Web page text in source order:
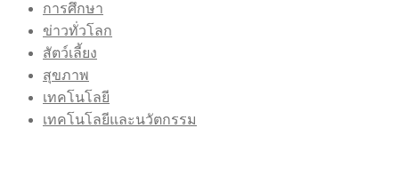
การศึกษา
ข่าวทั่วโลก
สัตว์เลี้ยง
สุขภาพ
เทคโนโลยี
เทคโนโลยีและนวัตกรรม